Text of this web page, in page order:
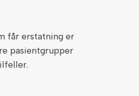
får erstatning er
pasientgrupper